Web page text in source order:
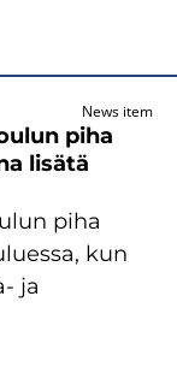
News item
piha
lisätä
piha
kun
ja